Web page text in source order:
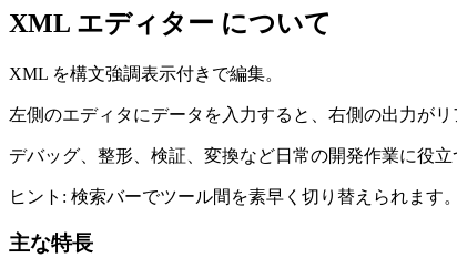
XML エディター について
XML を構文強調表示付きで編集。
左側のエディタにデータを入力すると、右側の出力が
デバッグ、整形、検証、変換など日常の開発作業に役
ヒント: 検索バーでツール間を素早く切り替えられます。
主な特長